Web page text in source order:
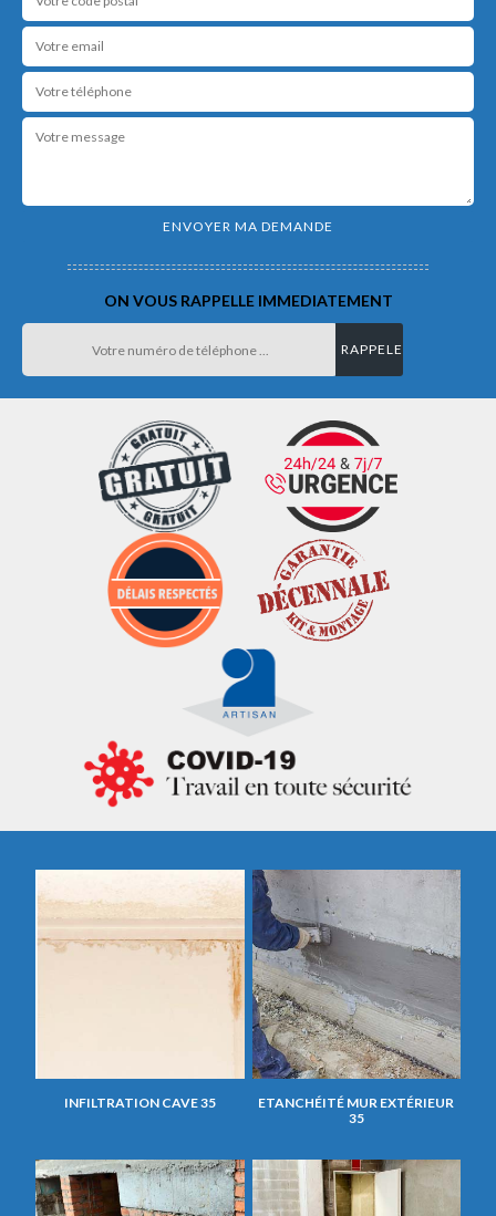
ON VOUS RAPPELLE IMMEDIATEMENT
INFILTRATION CAVE 35
ETANCHÉITÉ MUR EXTÉRIEUR
35